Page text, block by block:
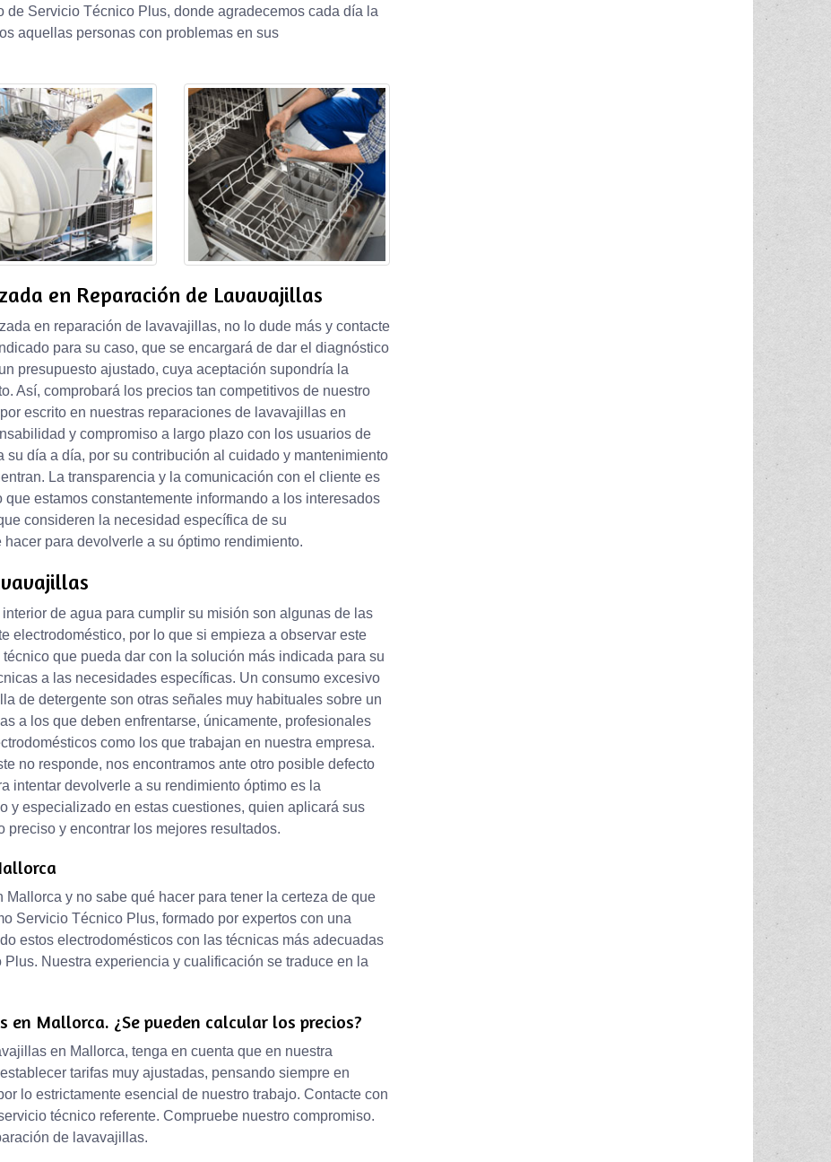
de Servicio Técnico Plus, donde agradecemos cada día la
aquellas personas con problemas en sus
en Reparación de Lavavajillas
en reparación de lavavajillas, no lo dude más y contacte
para su caso, que se encargará de dar el diagnóstico
presupuesto ajustado, cuya aceptación supondría la
Así, comprobará los precios tan competitivos de nuestro
escrito en nuestras reparaciones de lavavajillas en
y compromiso a largo plazo con los usuarios de
día a día, por su contribución al cuidado y mantenimiento
La transparencia y la comunicación con el cliente es
estamos constantemente informando a los interesados
consideren la necesidad específica de su
para devolverle a su óptimo rendimiento.
de agua para cumplir su misión son algunas de las
electrodoméstico, por lo que si empieza a observar este
que pueda dar con la solución más indicada para su
a las necesidades específicas. Un consumo excesivo
de detergente son otras señales muy habituales sobre un
a los que deben enfrentarse, únicamente, profesionales
como los que trabajan en nuestra empresa.
no responde, nos encontramos ante otro posible defecto
intentar devolverle a su rendimiento óptimo es la
y especializado en estas cuestiones, quien aplicará sus
y encontrar los mejores resultados.
y no sabe qué hacer para tener la certeza de que
Servicio Técnico Plus, formado por expertos con una
estos electrodomésticos con las técnicas más adecuadas
Nuestra experiencia y cualificación se traduce en la
Mallorca. ¿Se pueden calcular los precios?
en Mallorca, tenga en cuenta que en nuestra
tarifas muy ajustadas, pensando siempre en
lo estrictamente esencial de nuestro trabajo. Contacte con
técnico referente. Compruebe nuestro compromiso.
de lavavajillas.